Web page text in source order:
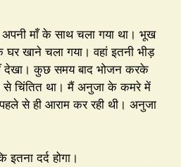
माँ के साथ चला गया था। भूख
घर खाने चला गया। वहां इतनी भीड़
देखा। कुछ समय बाद भोजन करके
से चिंतित था। मैं अनुजा के कमरे में
से ही आराम कर रही थी। अनुजा
दर्द होगा।